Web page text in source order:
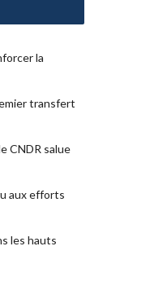
la
transfert
CNDR salue
aux efforts
les hauts